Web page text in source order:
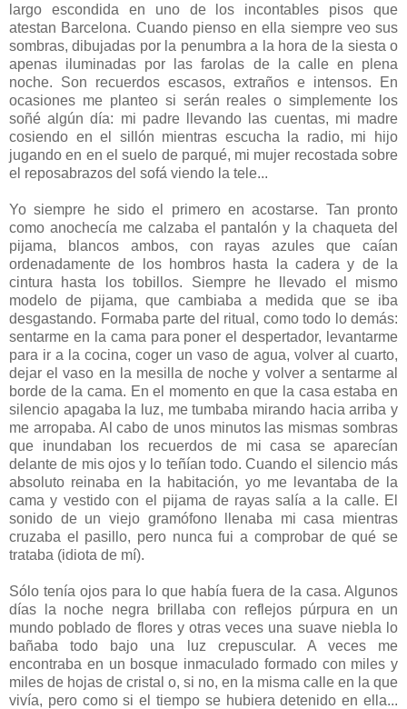
largo escondida en uno de los incontables pisos que
atestan Barcelona. Cuando pienso en ella siempre veo sus
sombras, dibujadas por la penumbra a la hora de la siesta o
apenas iluminadas por las farolas de la calle en plena
noche. Son recuerdos escasos, extraños e intensos. En
ocasiones me planteo si serán reales o simplemente los
soñé algún día: mi padre llevando las cuentas, mi madre
cosiendo en el sillón mientras escucha la radio, mi hijo
jugando en en el suelo de parqué, mi mujer recostada sobre
el reposabrazos del sofá viendo la tele...
Yo siempre he sido el primero en acostarse. Tan pronto
como anochecía me calzaba el pantalón y la chaqueta del
pijama, blancos ambos, con rayas azules que caían
ordenadamente de los hombros hasta la cadera y de la
cintura hasta los tobillos. Siempre he llevado el mismo
modelo de pijama, que cambiaba a medida que se iba
desgastando. Formaba parte del ritual, como todo lo demás:
sentarme en la cama para poner el despertador, levantarme
para ir a la cocina, coger un vaso de agua, volver al cuarto,
dejar el vaso en la mesilla de noche y volver a sentarme al
borde de la cama. En el momento en que la casa estaba en
silencio apagaba la luz, me tumbaba mirando hacia arriba y
me arropaba. Al cabo de unos minutos las mismas sombras
que inundaban los recuerdos de mi casa se aparecían
delante de mis ojos y lo teñían todo. Cuando el silencio más
absoluto reinaba en la habitación, yo me levantaba de la
cama y vestido con el pijama de rayas salía a la calle. El
sonido de un viejo gramófono llenaba mi casa mientras
cruzaba el pasillo, pero nunca fui a comprobar de qué se
trataba (idiota de mí).
Sólo tenía ojos para lo que había fuera de la casa. Algunos
días la noche negra brillaba con reflejos púrpura en un
mundo poblado de flores y otras veces una suave niebla lo
bañaba todo bajo una luz crepuscular. A veces me
encontraba en un bosque inmaculado formado con miles y
miles de hojas de cristal o, si no, en la misma calle en la que
vivía, pero como si el tiempo se hubiera detenido en ella...